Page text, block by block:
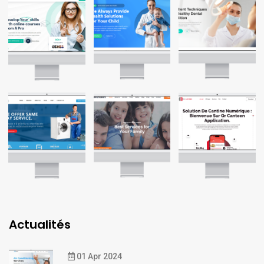
Actualités
01 Apr 2024